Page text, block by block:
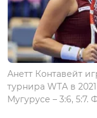
Анетт Контавейт
турнира WTA в
Мугурусе – 3:6, 5:7.